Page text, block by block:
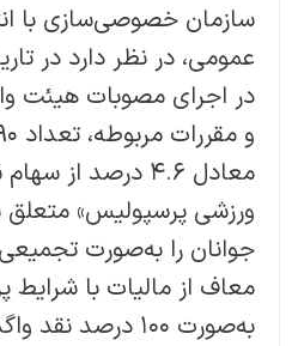
سازمان خصوصی‌سازی با
در اجرای مصوبات هیئت
معادل ۴.۶ درصد
ورزشی پرسپولیس» متعلق
جوانان را به‌صورت
معاف از مالیات با
به‌صورت ۱۰۰ درصد نقد واگذار کند.